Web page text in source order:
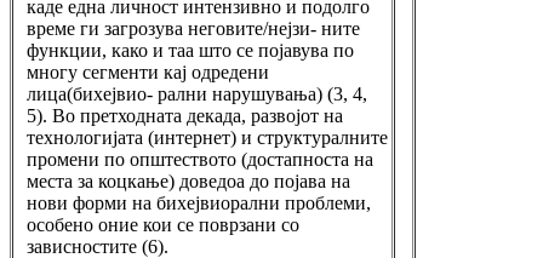
каде една личност интензивно и подолго
време ги загрозува неговите/нејзи- ните
функции, како и таа што се појавува по
многу сегменти кај одредени
лица(бихејвио- рални нарушувања) (3, 4,
5). Во претходната декада, развојот на
технологијата (интернет) и структуралните
промени по општеството (достапноста на
места за коцкање) доведоа до појава на
нови форми на бихејвиорални проблеми,
особено оние кои се поврзани со
зависностите (6).